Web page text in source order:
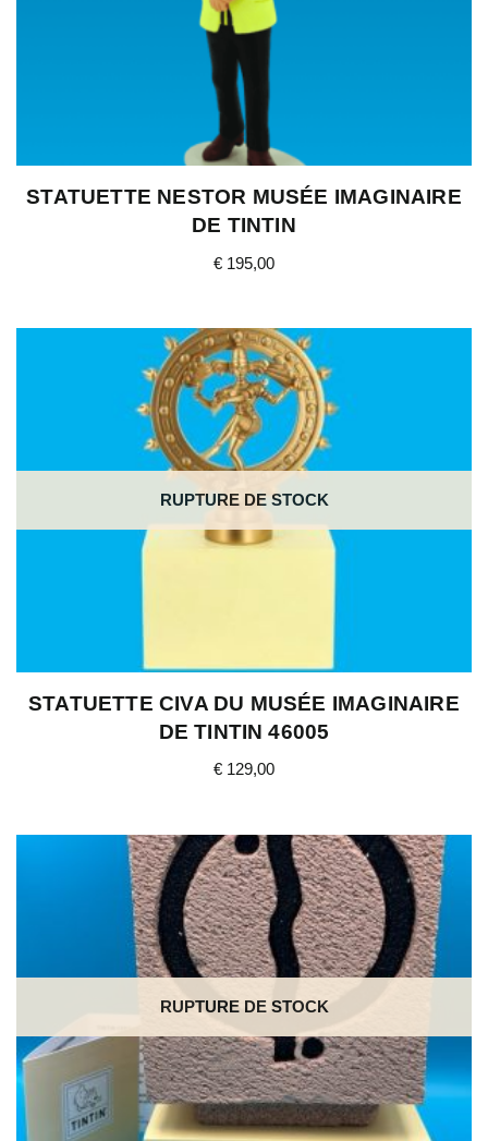
STATUETTE NESTOR MUSÉE IMAGINAIRE
DE TINTIN
€ 195,00
RUPTURE DE STOCK
STATUETTE CIVA DU MUSÉE IMAGINAIRE
DE TINTIN 46005
€ 129,00
RUPTURE DE STOCK